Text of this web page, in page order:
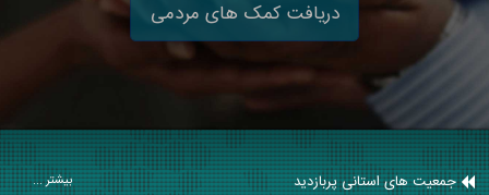
دریافت کمک های مردمی
جمعیت های استانی پربازدید بیشتر ...